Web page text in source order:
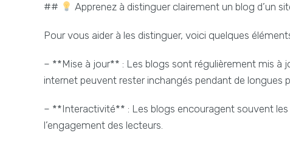
## Apprenez à distinguer clairement un blog d’un
Pour vous aider à les distinguer, voici quelques
– **Mise à jour** : Les blogs sont régulièrement mis à
internet peuvent rester inchangés pendant de longues
– **Interactivité** : Les blogs encouragent souvent
l’engagement des lecteurs.